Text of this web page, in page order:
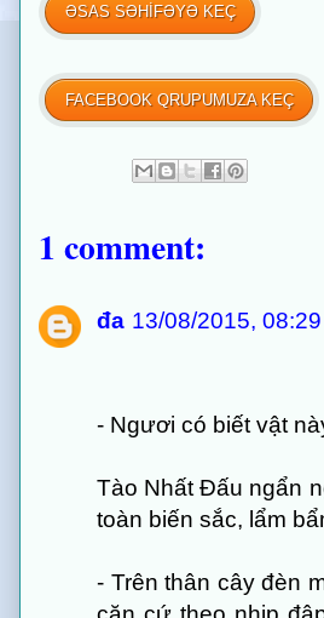
ƏSAS SƏHİFƏYƏ KEÇ
FACEBOOK QRUPUMUZA KEÇ
1 comment:
đa 13/08/2015, 08:29
- Ngươi có biết vật
Tào Nhất Đấu ngẩn
toàn biến sắc, lẩm
- Trên thân cây đèn